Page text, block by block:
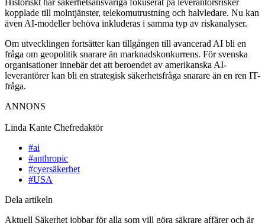
kopplade till molntjänster, telekomutrustning och halvledare. Nu kan
även AI-modeller behöva inkluderas i samma typ av riskanalyser.
Om utvecklingen fortsätter kan tillgången till avancerad AI bli en
fråga om geopolitik snarare än marknadskonkurrens. För svenska
organisationer innebär det att beroendet av amerikanska AI-
leverantörer kan bli en strategisk säkerhetsfråga snarare än en ren IT-
fråga.
ANNONS
Linda Kante Chefredaktör
#ai
#anthropic
#cyersäkerhet
#USA
Dela artikeln
Aktuell Säkerhet jobbar för alla som vill göra säkrare affärer och är